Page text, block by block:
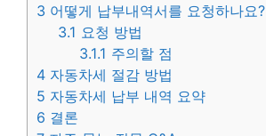
3 어떻게 납부내역서를 요청하나요?
3.1 요청 방법
3.1.1 주의할 점
4 자동차세 절감 방법
5 자동차세 납부 내역 요약
6 결론